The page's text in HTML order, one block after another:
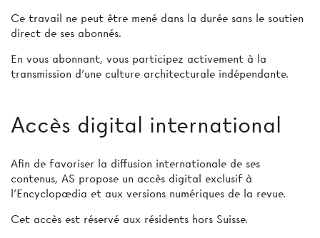
Ce travail ne peut être mené dans la durée sans le soutien
direct de ses abonnés.
En vous abonnant, vous participez activement à la
transmission d’une culture architecturale indépendante.
Accès digital international
Afin de favoriser la diffusion internationale de ses
contenus, AS propose un accès digital exclusif à
l’Encyclopædia et aux versions numériques de la revue.
Cet accès est réservé aux résidents hors Suisse.